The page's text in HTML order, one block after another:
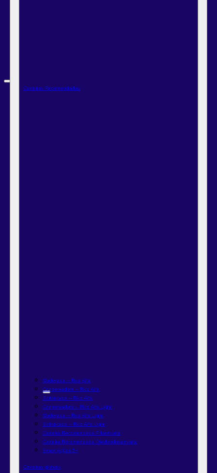
Carteiras Recomendadas
Moderada – Rico Alfa
Conservadora – Rico Alfa
Sofisticada – Rico Alfa
Conservadora – Rico Alfa Light
Moderada – Rico Alfa Light
Sofisticada – Rico Alfa Light
Carteira Recomendada FIIsem alta
Carteira Recomendada Dividendosem alta
Smart Ações 5+
Carteiras globais